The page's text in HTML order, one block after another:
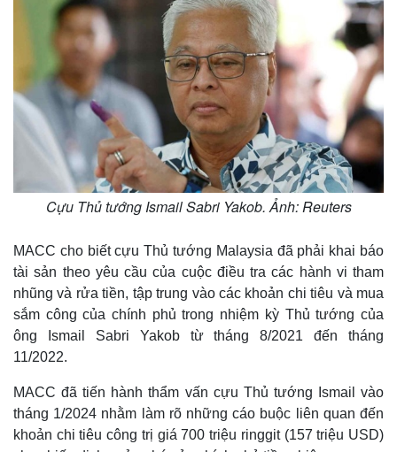
i
m
Cựu Thủ tướng Ismail Sabri Yakob. Ảnh: Reuters
MACC cho biết cựu Thủ tướng Malaysia đã phải khai báo
tài sản theo yêu cầu của cuộc điều tra các hành vi tham
nhũng và rửa tiền, tập trung vào các khoản chi tiêu và mua
sắm công của chính phủ trong nhiệm kỳ Thủ tướng của
ông Ismail Sabri Yakob từ tháng 8/2021 đến tháng
11/2022.
MACC đã tiến hành thẩm vấn cựu Thủ tướng Ismail vào
tháng 1/2024 nhằm làm rõ những cáo buộc liên quan đến
khoản chi tiêu công trị giá 700 triệu ringgit (157 triệu USD)